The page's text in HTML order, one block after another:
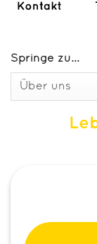
Springe zu...